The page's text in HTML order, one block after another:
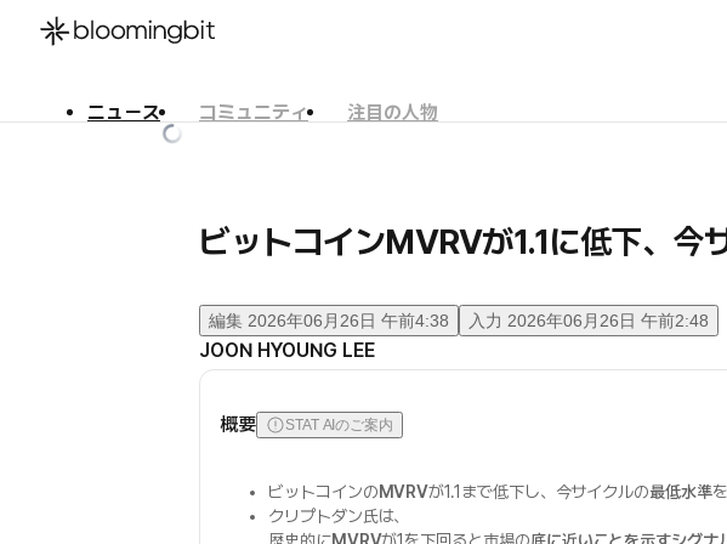
ニュース コミュニティ
注目の人物
ビットコインMVRVが1.1に低下、今
編集 2026年06月26日 午前4:38 入力 2026年06月26日 午前2:48
JOON HYOUNG LEE
概要 STAT AIのご案内
ビットコインのMVRVが1.1まで低下し、今サイクルの最低水準
クリプトダン氏は、